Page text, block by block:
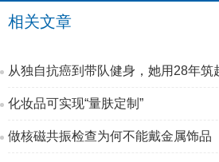
相关文章
从独自抗癌到带队健身，她用28年筑
化妆品可实现“量肤定制”
做核磁共振检查为何不能戴金属饰品